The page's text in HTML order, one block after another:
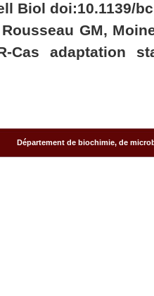
Biol doi:10.1139/
GM,
Cas adaptation
Département de biochimie, de